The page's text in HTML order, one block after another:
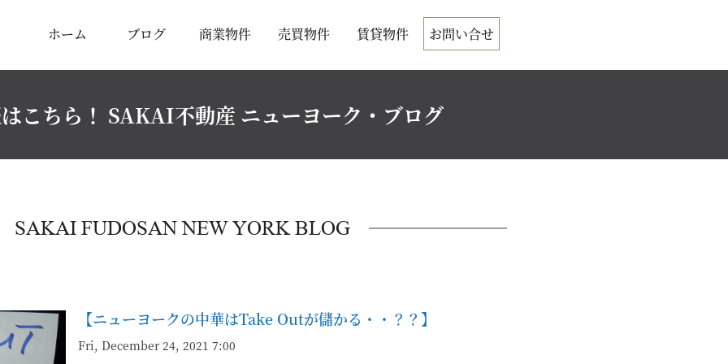
ホーム ブログ 商業物件 売買物件 賃貸物件 お問い合せ
こちら！ SAKAI不動産 ニューヨーク・ブログ
SAKAI FUDOSAN NEW YORK BLOG
【ニューヨークの中華はTake Outが儲かる・・？？】
Fri, December 24, 2021 7:00